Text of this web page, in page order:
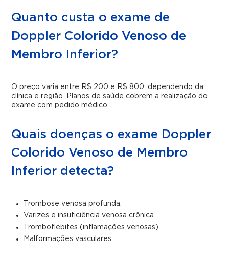
Quanto custa o exame de
Doppler Colorido Venoso de
Membro Inferior?
O preço varia entre R$ 200 e R$ 800, dependendo da
clínica e região. Planos de saúde cobrem a realização do
exame com pedido médico.
Quais doenças o exame Doppler
Colorido Venoso de Membro
Inferior detecta?
Trombose venosa profunda.
Varizes e insuficiência venosa crônica.
Tromboflebites (inflamações venosas).
Malformações vasculares.